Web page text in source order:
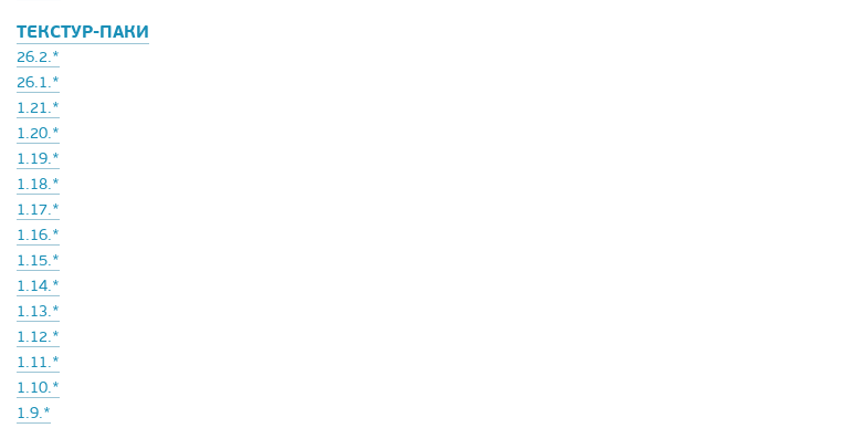
ТЕКСТУР-ПАКИ
26.2.*
26.1.*
1.21.*
1.20.*
1.19.*
1.18.*
1.17.*
1.16.*
1.15.*
1.14.*
1.13.*
1.12.*
1.11.*
1.10.*
1.9.*